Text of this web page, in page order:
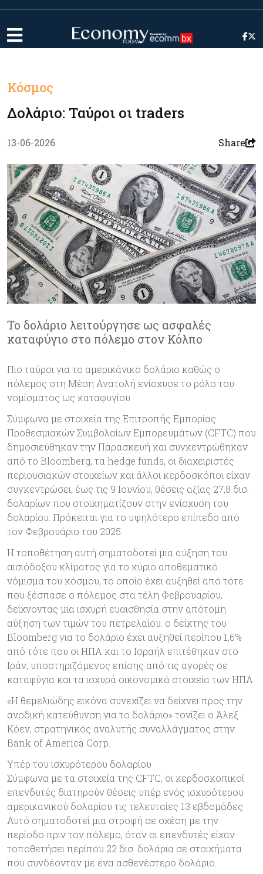
Κόσμος
Δολάριο: Ταύροι οι traders
13-06-2026 Share
Το δολάριο λειτούργησε ως ασφαλές
καταφύγιο στο πόλεμο στον Κόλπο
Πιο ταύροι για το αμερικάνικο δολάριο καθώς ο
πόλεμος στη Μέση Ανατολή ενίσχυσε το ρόλο του
νομίσματος ως καταφυγίου.
Σύμφωνα με στοιχεία της Επιτροπής Εμπορίας
Προθεσμιακών Συμβολαίων Εμπορευμάτων (CFTC) που
δημοσιεύθηκαν την Παρασκευή και συγκεντρώθηκαν
από το Bloomberg, τα hedge funds, οι διαχειριστές
περιουσιακών στοιχείων και άλλοι κερδοσκόποι είχαν
συγκεντρώσει, έως τις 9 Ιουνίου, θέσεις αξίας 27,8 δισ.
δολαρίων που στοιχηματίζουν στην ενίσχυση του
δολαρίου. Πρόκειται για το υψηλότερο επίπεδο από
τον Φεβρουάριο του 2025.
Η τοποθέτηση αυτή σηματοδοτεί μια αύξηση του
αισιόδοξου κλίματος για το κύριο αποθεματικό
νόμισμα του κόσμου, το οποίο έχει αυξηθεί από τότε
που ξέσπασε ο πόλεμος στα τέλη Φεβρουαρίου,
δείχνοντας μια ισχυρή ευαισθησία στην απότομη
αύξηση των τιμών του πετρελαίου. ο δείκτης του
Bloomberg για το δολάριο έχει αυξηθεί περίπου 1,6%
από τότε που οι ΗΠΑ και το Ισραήλ επιτέθηκαν στο
Ιράν, υποστηριζόμενος επίσης από τις αγορές σε
καταφύγια και τα ισχυρά οικονομικά στοιχεία των ΗΠΑ.
«Η θεμελιώδης εικόνα συνεχίζει να δείχνει προς την
ανοδική κατεύθυνση για το δολάριο» τονίζει ο Άλεξ
Κόεν, στρατηγικός αναλυτής συναλλάγματος στην
Bank of America Corp.
Υπέρ του ισχυρότερου δολαρίου
Σύμφωνα με τα στοιχεία της CFTC, οι κερδοσκοπικοί
επενδυτές διατηρούν θέσεις υπέρ ενός ισχυρότερου
αμερικανικού δολαρίου τις τελευταίες 13 εβδομάδες.
Αυτό σηματοδοτεί μια στροφή σε σχέση με την
περίοδο πριν τον πόλεμο, όταν οι επενδυτές είχαν
τοποθετήσει περίπου 22 δισ. δολάρια σε στοιχήματα
που συνδέονταν με ένα ασθενέστερο δολάριο.